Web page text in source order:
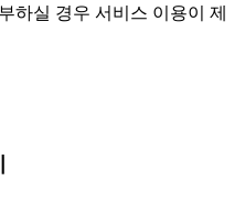
하실 경우 서비스 이용이 제